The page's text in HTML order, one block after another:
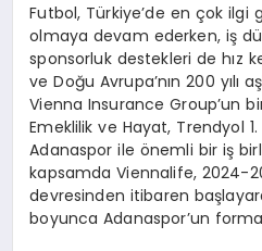
Futbol, Türkiye’de en çok ilgi
olmaya devam ederken, iş
sponsorluk destekleri de hız
ve Doğu Avrupa’nın 200 yılı
Vienna Insurance Group’un
Emeklilik ve Hayat, Trendyol
Adanaspor ile önemli bir iş
kapsamda Viennalife, 2024-
devresinden itibaren
boyunca Adanaspor’un